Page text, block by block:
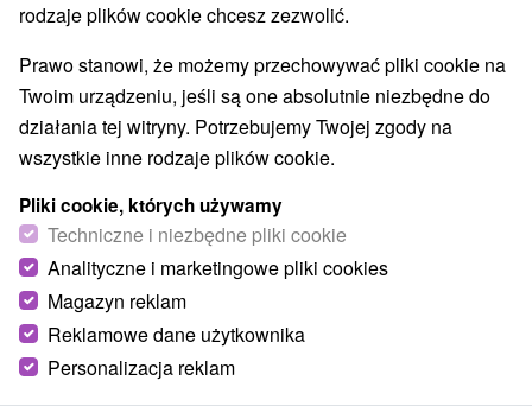
rodzaje plików cookie chcesz zezwolić.
Prawo stanowi, że możemy przechowywać pliki cookie na
Twoim urządzeniu, jeśli są one absolutnie niezbędne do
działania tej witryny. Potrzebujemy Twojej zgody na
wszystkie inne rodzaje plików cookie.
Pliki cookie, których używamy
Techniczne i niezbędne pliki cookie
Analityczne i marketingowe pliki cookies
Magazyn reklam
Reklamowe dane użytkownika
Personalizacja reklam